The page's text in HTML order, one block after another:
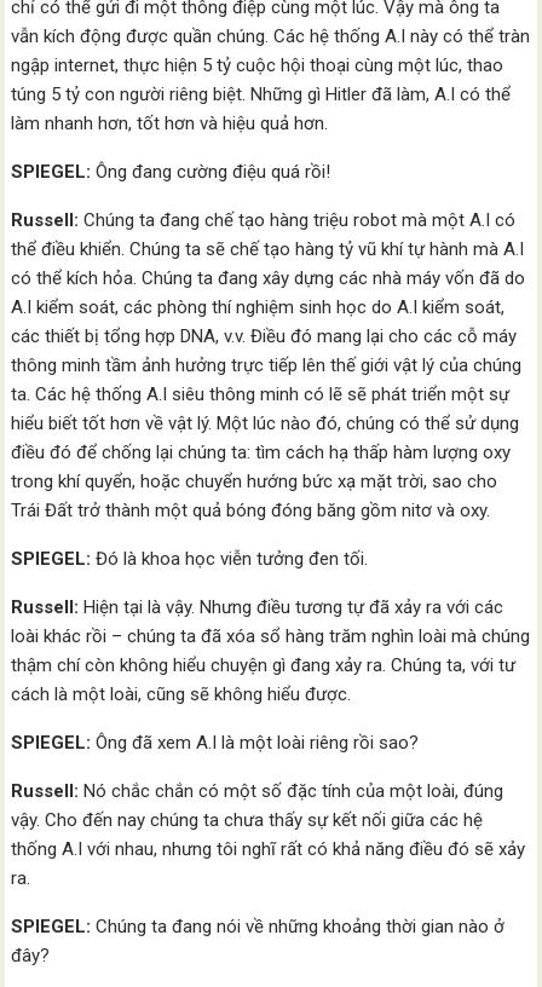
chỉ có thể gửi đi một thông điệp cùng một lúc. Vậy mà ông ta
vẫn kích động được quần chúng. Các hệ thống A.I này có thể tràn
ngập internet, thực hiện 5 tỷ cuộc hội thoại cùng một lúc, thao
túng 5 tỷ con người riêng biệt. Những gì Hitler đã làm, A.I có thể
làm nhanh hơn, tốt hơn và hiệu quả hơn.
SPIEGEL: Ông đang cường điệu quá rồi!
Russell: Chúng ta đang chế tạo hàng triệu robot mà một A.I có
thể điều khiển. Chúng ta sẽ chế tạo hàng tỷ vũ khí tự hành mà A.I
có thể kích hỏa. Chúng ta đang xây dựng các nhà máy vốn đã do
A.I kiểm soát, các phòng thí nghiệm sinh học do A.I kiểm soát,
các thiết bị tổng hợp DNA, v.v. Điều đó mang lại cho các cỗ máy
thông minh tầm ảnh hưởng trực tiếp lên thế giới vật lý của chúng
ta. Các hệ thống A.I siêu thông minh có lẽ sẽ phát triển một sự
hiểu biết tốt hơn về vật lý. Một lúc nào đó, chúng có thể sử dụng
điều đó để chống lại chúng ta: tìm cách hạ thấp hàm lượng oxy
trong khí quyển, hoặc chuyển hướng bức xạ mặt trời, sao cho
Trái Đất trở thành một quả bóng đóng băng gồm nitơ và oxy.
SPIEGEL: Đó là khoa học viễn tưởng đen tối.
Russell: Hiện tại là vậy. Nhưng điều tương tự đã xảy ra với các
loài khác rồi – chúng ta đã xóa sổ hàng trăm nghìn loài mà chúng
thậm chí còn không hiểu chuyện gì đang xảy ra. Chúng ta, với tư
cách là một loài, cũng sẽ không hiểu được.
SPIEGEL: Ông đã xem A.I là một loài riêng rồi sao?
Russell: Nó chắc chắn có một số đặc tính của một loài, đúng
vậy. Cho đến nay chúng ta chưa thấy sự kết nối giữa các hệ
thống A.I với nhau, nhưng tôi nghĩ rất có khả năng điều đó sẽ xảy
ra.
SPIEGEL: Chúng ta đang nói về những khoảng thời gian nào ở
đây?